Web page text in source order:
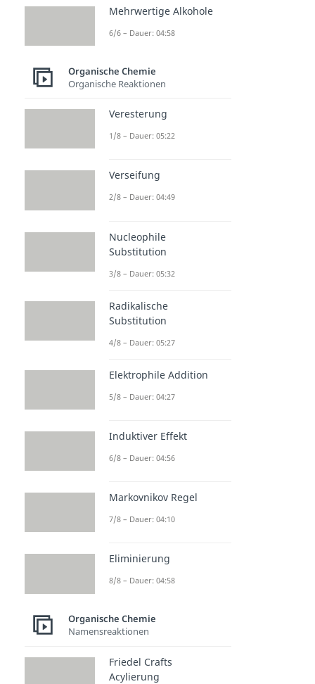
Mehrwertige Alkohole
6/6 – Dauer: 04:58
Organische Chemie
Organische Reaktionen
Veresterung
1/8 – Dauer: 05:22
Verseifung
2/8 – Dauer: 04:49
Nucleophile
Substitution
3/8 – Dauer: 05:32
Radikalische
Substitution
4/8 – Dauer: 05:27
Elektrophile Addition
5/8 – Dauer: 04:27
Induktiver Effekt
6/8 – Dauer: 04:56
Markovnikov Regel
7/8 – Dauer: 04:10
Eliminierung
8/8 – Dauer: 04:58
Organische Chemie
Namensreaktionen
Friedel Crafts
Acylierung